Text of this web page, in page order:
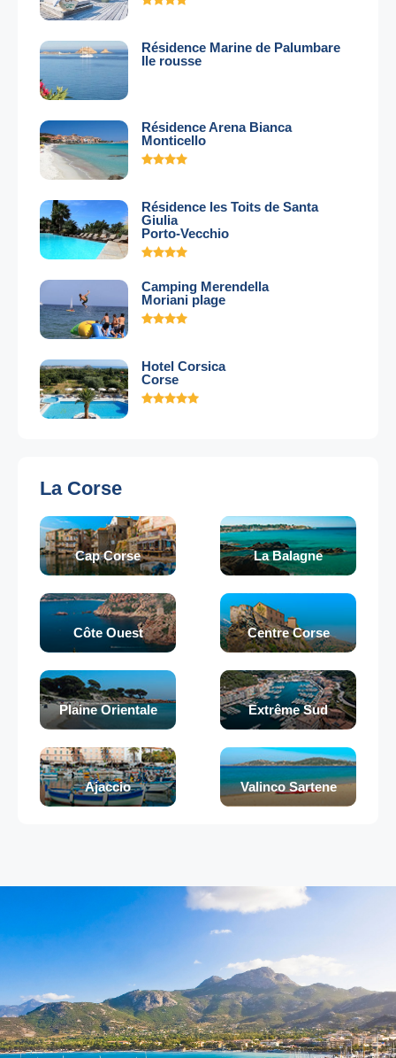
Résidence Marine de Palumbare
Ile rousse
Résidence Arena Bianca
Monticello
Résidence les Toits de Santa
Giulia
Porto-Vecchio
Camping Merendella
Moriani plage
Hotel Corsica
Corse
La Corse
Cap Corse La Balagne
Côte Ouest Centre Corse
Plaine Orientale Extrême Sud
Ajaccio Valinco Sartene